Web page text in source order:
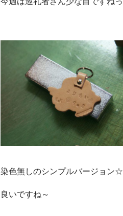
染色無しのシンプルバージョン☆
良いですね～